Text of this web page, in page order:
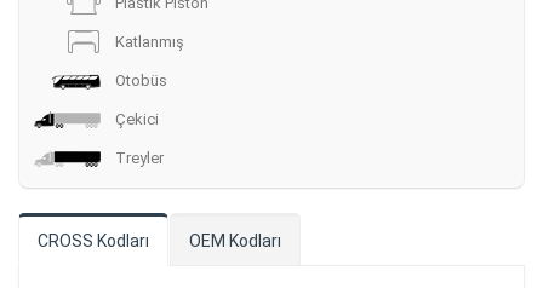
Katlanmış
Otobüs
Çekici
Treyler
CROSS Kodları OEM Kodları